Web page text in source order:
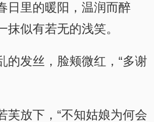
日里的暖阳，温润而醉
抹似有若无的浅笑。
的发丝，脸颊微红，“多谢
芙放下，“不知姑娘为何会